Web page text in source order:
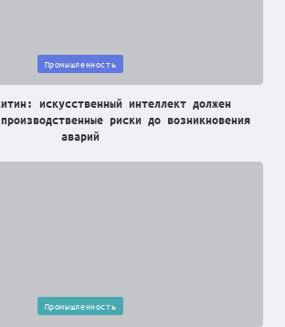
Промышленность
искусственный интеллект должен
риски до возникновения
аварий
Промышленность